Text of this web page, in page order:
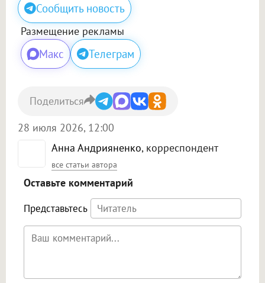
Сообщить новость
Размещение рекламы
Макс Телеграм
Анна Андрияненко, корреспондент
все статьи автора
28 июля 2026, 12:00
Поделиться
Оставьте комментарий
Представьтесь